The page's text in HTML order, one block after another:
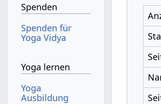
Spenden
Spenden für
Yoga Vidya
Yoga lernen
Yoga
Ausbildung